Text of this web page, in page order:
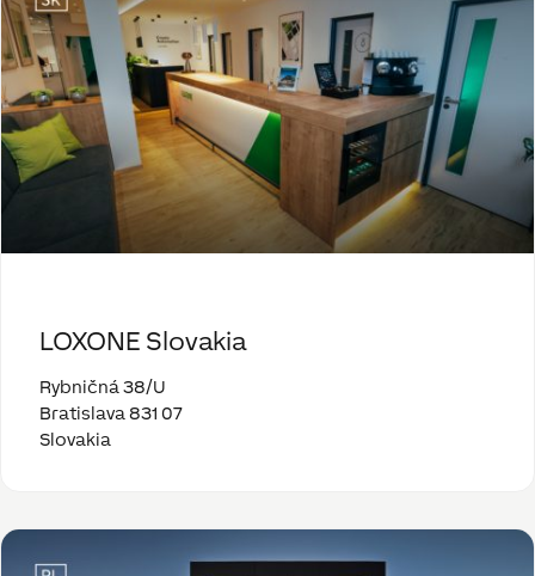
LOXONE Slovakia
Rybničná 38/U
Bratislava 831 07
Slovakia